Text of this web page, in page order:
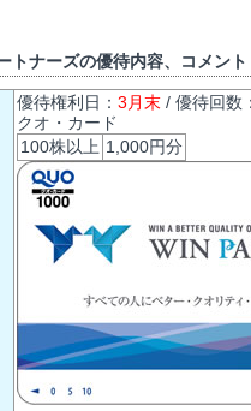
トナーズの優待内容、コメント
優待権利日： 3月末 / 優待回数：
クオ・カード
100株以上 1,000円分